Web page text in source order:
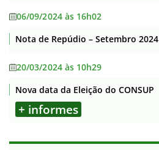
06/09/2024 às 16h02
Nota de Repúdio – Setembro 2024
20/03/2024 às 10h29
Nova data da Eleição do CONSUP
+ informes